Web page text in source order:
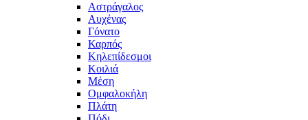
Αστράγαλος
Αυχένας
Γόνατο
Καρπός
Κηλεπίδεσμοι
Κοιλιά
Μέση
Ομφαλοκήλη
Πλάτη